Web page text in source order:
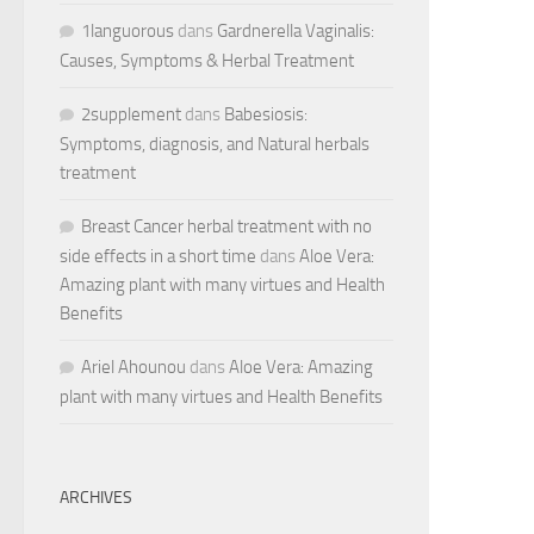
1languorous dans Gardnerella Vaginalis:
Causes, Symptoms & Herbal Treatment
2supplement dans Babesiosis:
Symptoms, diagnosis, and Natural herbals
treatment
Breast Cancer herbal treatment with no
side effects in a short time dans Aloe Vera:
Amazing plant with many virtues and Health
Benefits
Ariel Ahounou dans Aloe Vera: Amazing
plant with many virtues and Health Benefits
ARCHIVES